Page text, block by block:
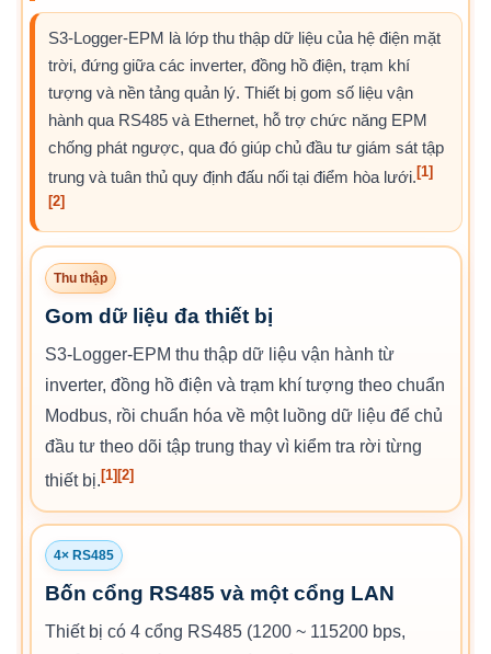
S3-Logger-EPM là lớp thu thập dữ liệu của hệ điện mặt
trời, đứng giữa các inverter, đồng hồ điện, trạm khí
tượng và nền tảng quản lý. Thiết bị gom số liệu vận
hành qua RS485 và Ethernet, hỗ trợ chức năng EPM
chống phát ngược, qua đó giúp chủ đầu tư giám sát tập
trung và tuân thủ quy định đấu nối tại điểm hòa lưới. [1]
[2]
Thu thập
Gom dữ liệu đa thiết bị
S3-Logger-EPM thu thập dữ liệu vận hành từ
inverter, đồng hồ điện và trạm khí tượng theo chuẩn
Modbus, rồi chuẩn hóa về một luồng dữ liệu để chủ
đầu tư theo dõi tập trung thay vì kiểm tra rời từng
thiết bị. [1] [2]
4× RS485
Bốn cổng RS485 và một cổng LAN
Thiết bị có 4 cổng RS485 (1200 ~ 115200 bps,